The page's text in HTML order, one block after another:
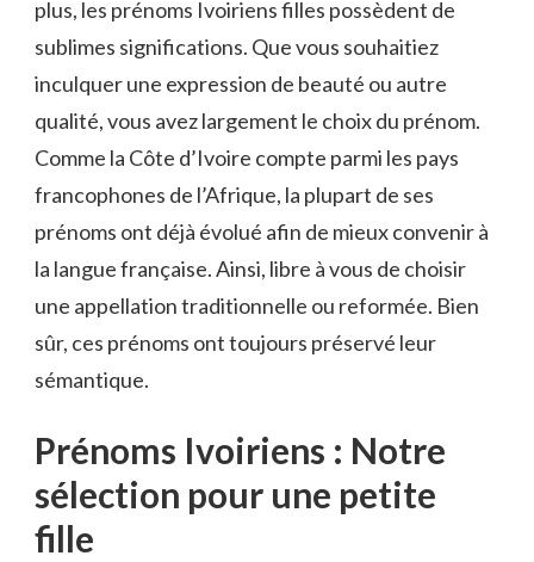
plus, les prénoms Ivoiriens filles possèdent de
sublimes significations. Que vous souhaitiez
inculquer une expression de beauté ou autre
qualité, vous avez largement le choix du prénom.
Comme la Côte d’Ivoire compte parmi les pays
francophones de l’Afrique, la plupart de ses
prénoms ont déjà évolué afin de mieux convenir à
la langue française. Ainsi, libre à vous de choisir
une appellation traditionnelle ou reformée. Bien
sûr, ces prénoms ont toujours préservé leur
sémantique.
Prénoms Ivoiriens : Notre
sélection pour une petite
fille